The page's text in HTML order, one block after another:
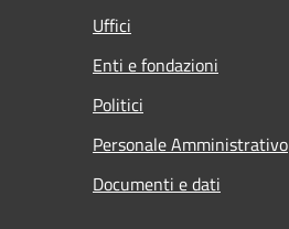
Uffici
Enti e fondazioni
Politici
Personale Amministrativo
Documenti e dati